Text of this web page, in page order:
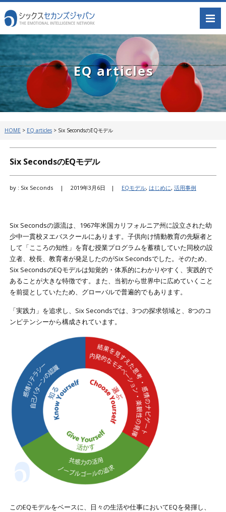
EQ articles
HOME > EQ articles> Six SecondsのEQモデル
Six SecondsのEQモデル
by : Six Seconds | 2019年3月6日 | EQモデル, はじめに, 活用事例
Six Secondsの源流は、1967年米国カリフォルニア州に設立された幼
少中一貫校ヌエバスクールにあります。子供向け情動教育の先駆者と
して「こころの知性」を育む授業プログラムを蓄積していた同校の設
立者、校長、教育者が発足したのがSix Secondsでした。そのため、
Six SecondsのEQモデルは知覚的・体系的にわかりやすく、実践的で
あることが大きな特徴です。また、当初から世界中に広めていくこと
を前提としていたため、グローバルで普遍的でもあります。
「実践力」を追求し、Six Secondsでは、3つの探求領域と、8つのコ
ンピテンシーから構成されています。
このEQモデルをベースに、日々の生活や仕事においてEQを発揮し、